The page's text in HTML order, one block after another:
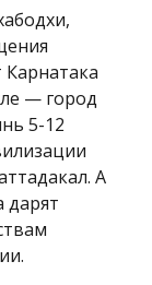
— город
5-12
А
дарят